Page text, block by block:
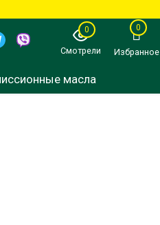
0
Смотрели
0
Избранное
масла